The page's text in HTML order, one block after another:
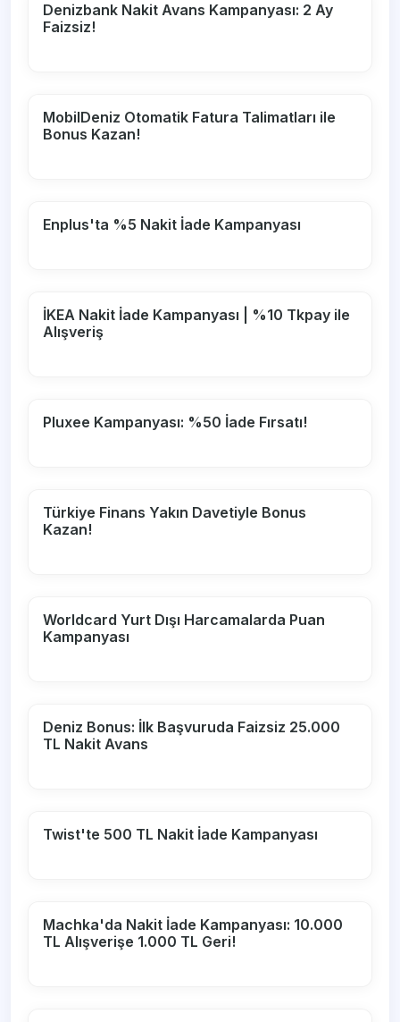
Denizbank Nakit Avans Kampanyası: 2 Ay
Faizsiz!
MobilDeniz Otomatik Fatura Talimatları ile
Bonus Kazan!
Enplus'ta %5 Nakit İade Kampanyası
İKEA Nakit İade Kampanyası | %10 Tkpay ile
Alışveriş
Pluxee Kampanyası: %50 İade Fırsatı!
Türkiye Finans Yakın Davetiyle Bonus
Kazan!
Worldcard Yurt Dışı Harcamalarda Puan
Kampanyası
Deniz Bonus: İlk Başvuruda Faizsiz 25.000
TL Nakit Avans
Twist'te 500 TL Nakit İade Kampanyası
Machka'da Nakit İade Kampanyası: 10.000
TL Alışverişe 1.000 TL Geri!